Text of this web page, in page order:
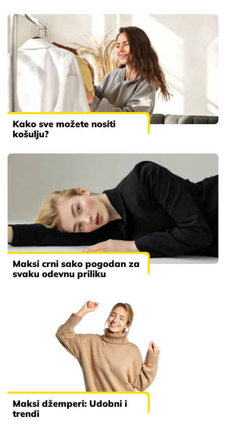
Kako sve možete nositi
košulju?
Maksi crni sako pogodan za
svaku odevnu priliku
Maksi džemperi: Udobni i
trendi